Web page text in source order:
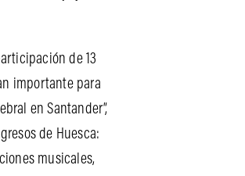
de 13
importante para
en Santander”,
de Huesca:
musicales,